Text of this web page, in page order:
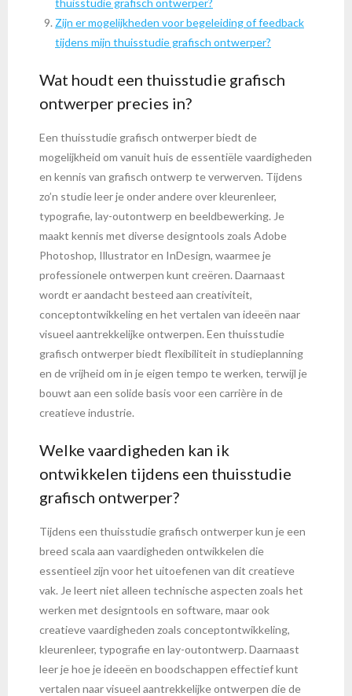
Zijn er mogelijkheden voor begeleiding of feedback
tijdens mijn thuisstudie grafisch ontwerper?
Wat houdt een thuisstudie grafisch
ontwerper precies in?
Een thuisstudie grafisch ontwerper biedt de
mogelijkheid om vanuit huis de essentiële vaardigheden
en kennis van grafisch ontwerp te verwerven. Tijdens
zo’n studie leer je onder andere over kleurenleer,
typografie, lay-outontwerp en beeldbewerking. Je
maakt kennis met diverse designtools zoals Adobe
Photoshop, Illustrator en InDesign, waarmee je
professionele ontwerpen kunt creëren. Daarnaast
wordt er aandacht besteed aan creativiteit,
conceptontwikkeling en het vertalen van ideeën naar
visueel aantrekkelijke ontwerpen. Een thuisstudie
grafisch ontwerper biedt flexibiliteit in studieplanning
en de vrijheid om in je eigen tempo te werken, terwijl je
bouwt aan een solide basis voor een carrière in de
creatieve industrie.
Welke vaardigheden kan ik
ontwikkelen tijdens een thuisstudie
grafisch ontwerper?
Tijdens een thuisstudie grafisch ontwerper kun je een
breed scala aan vaardigheden ontwikkelen die
essentieel zijn voor het uitoefenen van dit creatieve
vak. Je leert niet alleen technische aspecten zoals het
werken met designtools en software, maar ook
creatieve vaardigheden zoals conceptontwikkeling,
kleurenleer, typografie en lay-outontwerp. Daarnaast
leer je hoe je ideeën en boodschappen effectief kunt
vertalen naar visueel aantrekkelijke ontwerpen die de